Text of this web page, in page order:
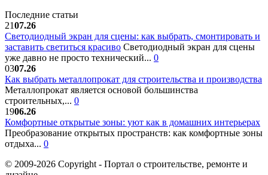
Последние статьи
2107.26
Светодиодный экран для сцены: как выбрать, смонтировать и
заставить светиться красиво Светодиодный экран для сцены
уже давно не просто технический... 0
0307.26
Как выбрать металлопрокат для строительства и производства
Металлопрокат является основой большинства
строительных,... 0
1906.26
Комфортные открытые зоны: уют как в домашних интерьерах
Преобразование открытых пространств: как комфортные зоны
отдыха... 0
© 2009-2026 Copyright - Портал о строительстве, ремонте и